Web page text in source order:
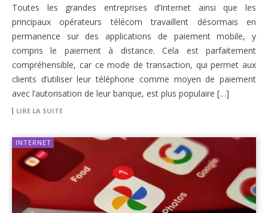
Toutes les grandes entreprises d’Internet ainsi que les
principaux opérateurs télécom travaillent désormais en
permanence sur des applications de paiement mobile, y
compris le paiement à distance. Cela est parfaitement
compréhensible, car ce mode de transaction, qui permet aux
clients d’utiliser leur téléphone comme moyen de paiement
avec l’autorisation de leur banque, est plus populaire […]
LIRE LA SUITE
INTERNET